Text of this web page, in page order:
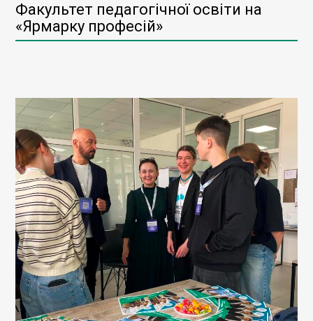
Факультет педагогічної освіти на
«Ярмарку професій»